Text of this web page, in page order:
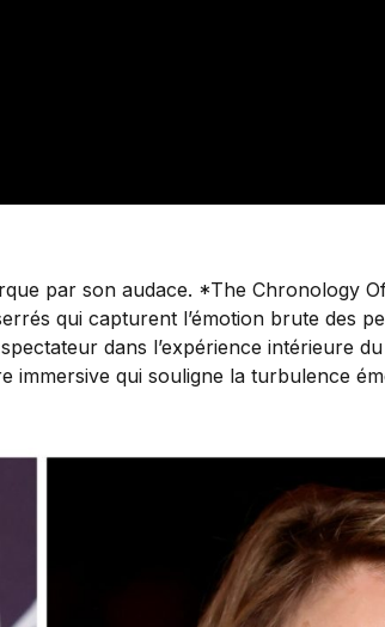
par son audace. *The Chronology
qui capturent l’émotion brute des
dans l’expérience intérieure du
immersive qui souligne la turbulence